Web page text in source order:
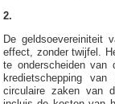
2.
De geldsoevereiniteit
effect, zonder twijfel.
te onderscheiden van
kredietschepping
circulaire zaken van